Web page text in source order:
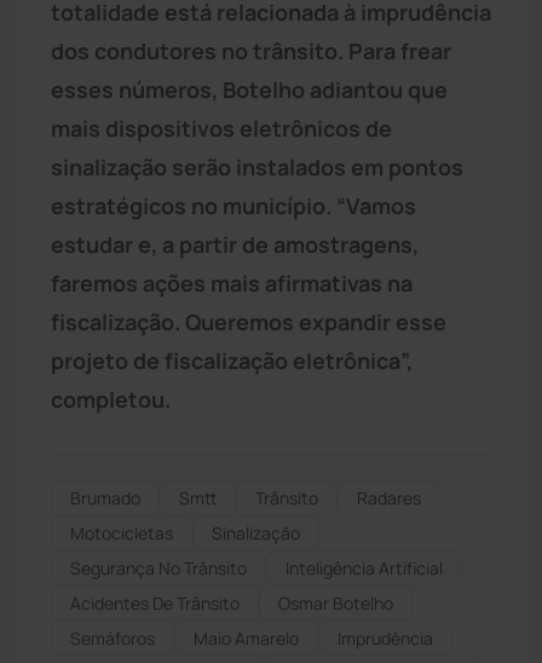
totalidade está relacionada à imprudência
dos condutores no trânsito. Para frear
esses números, Botelho adiantou que
mais dispositivos eletrônicos de
sinalização serão instalados em pontos
estratégicos no município. “Vamos
estudar e, a partir de amostragens,
faremos ações mais afirmativas na
fiscalização. Queremos expandir esse
projeto de fiscalização eletrônica”,
completou.
Brumado Smtt Trânsito
Radares
Motocicletas
Sinalização
Segurança No Trânsito
Inteligência Artificial
Acidentes De Trânsito
Osmar Botelho
Semáforos
Maio Amarelo
Imprudência